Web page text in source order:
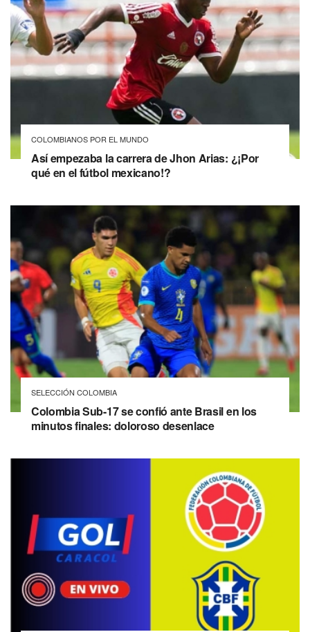
COLOMBIANOS POR EL MUNDO
Así empezaba la carrera de Jhon Arias: ¿¡Por
qué en el fútbol mexicano!?
SELECCIÓN COLOMBIA
Colombia Sub-17 se confió ante Brasil en los
minutos finales: doloroso desenlace